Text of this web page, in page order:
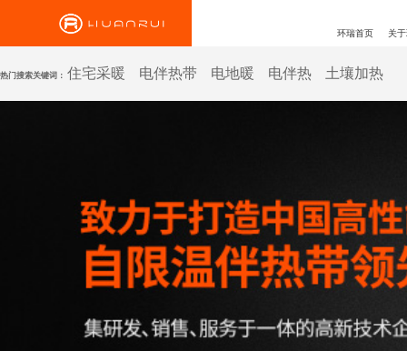
环瑞首页 关
热门搜索关键词： 住宅采暖 电伴热带 电地暖 电伴热 土壤加热